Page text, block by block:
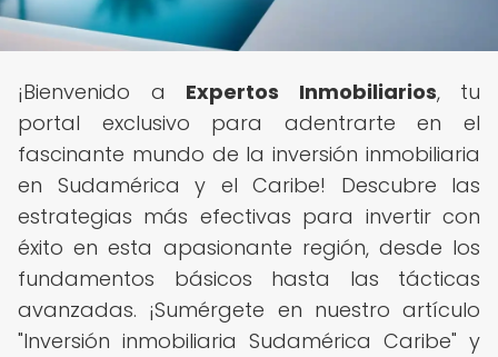
¡Bienvenido a Expertos Inmobiliarios, tu
portal exclusivo para adentrarte en el
fascinante mundo de la inversión inmobiliaria
en Sudamérica y el Caribe! Descubre las
estrategias más efectivas para invertir con
éxito en esta apasionante región, desde los
fundamentos básicos hasta las tácticas
avanzadas. ¡Sumérgete en nuestro artículo
"Inversión inmobiliaria Sudamérica Caribe" y